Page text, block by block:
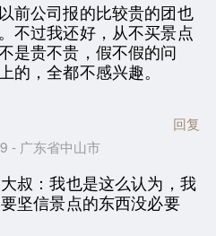
前公司报的比较贵的团也
不过我还好，从不买景点
是贵不贵，假不假的问
的，全都不感兴趣。
- 广东省中山市
回复
叔：我也是这么认为，我
坚信景点的东西没必要